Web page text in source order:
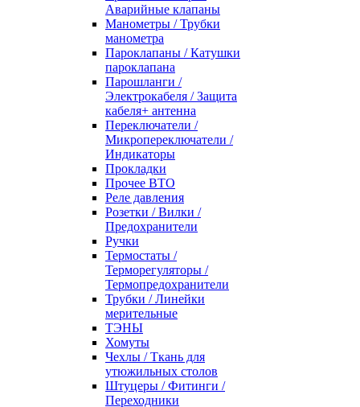
Аварийные клапаны
Манометры / Трубки
манометра
Пароклапаны / Катушки
пароклапана
Парошланги /
Электрокабеля / Защита
кабеля+ антенна
Переключатели /
Микропереключатели /
Индикаторы
Прокладки
Прочее ВТО
Реле давления
Розетки / Вилки /
Предохранители
Ручки
Термостаты /
Терморегуляторы /
Термопредохранители
Трубки / Линейки
мерительные
ТЭНЫ
Хомуты
Чехлы / Ткань для
утюжильных столов
Штуцеры / Фитинги /
Переходники